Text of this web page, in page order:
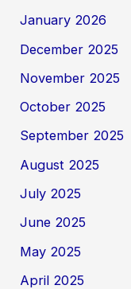
January 2026
December 2025
November 2025
October 2025
September 2025
August 2025
July 2025
June 2025
May 2025
April 2025